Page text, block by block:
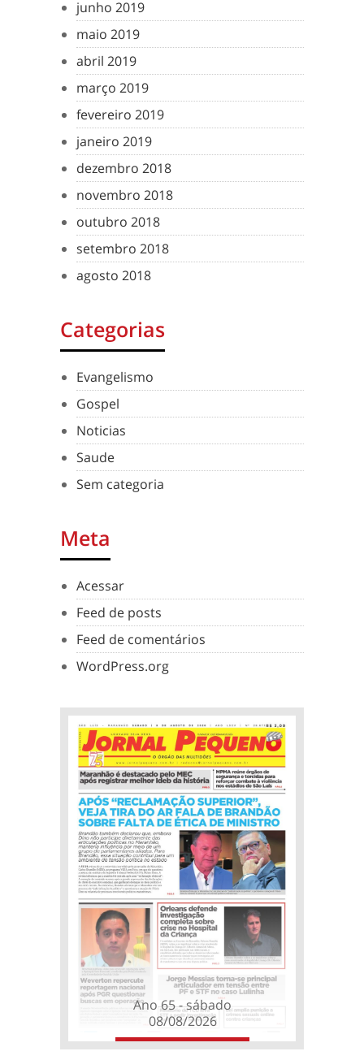
junho 2019
maio 2019
abril 2019
março 2019
fevereiro 2019
janeiro 2019
dezembro 2018
novembro 2018
outubro 2018
setembro 2018
agosto 2018
Categorias
Evangelismo
Gospel
Noticias
Saude
Sem categoria
Meta
Acessar
Feed de posts
Feed de comentários
WordPress.org
Ano 65 - sábado
08/08/2026